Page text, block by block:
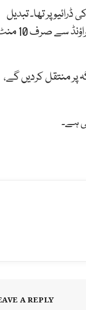
میں قومی ٹیم نے قیام کرنا تھا وہ اسٹیڈیم سے 90 منٹ کی ڈرائیو پر تھا۔ تبدیل
شدہ ہوٹل اب اسٹیڈیم سے 5 منٹ کی ڈرائیو پر ہے۔ دوسری طرف بھارتی ٹیم کو
پر منتقل کردیں گے،
ہے۔
A REPLY